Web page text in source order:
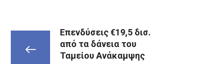
Επενδύσεις €19,5 δισ.
από τα δάνεια του
Ταμείου Ανάκαμψης